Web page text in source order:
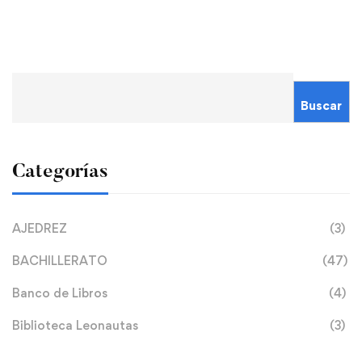
Buscar
Categorías
AJEDREZ (3)
BACHILLERATO (47)
Banco de Libros (4)
Biblioteca Leonautas (3)